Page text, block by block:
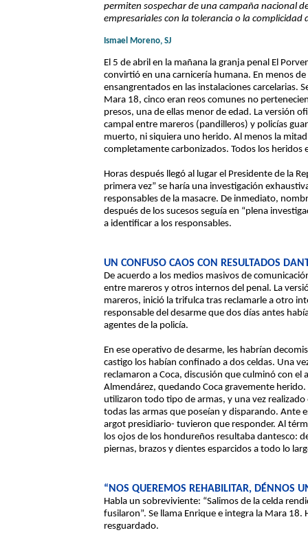
permiten sospechar de una campaña nacional
empresariales con la tolerancia o la complicidad
Ismael Moreno, SJ
El 5 de abril en la mañana la granja penal El
convirtió en una carnicería humana. En menos
ensangrentados en las instalaciones carcelarias.
Mara 18, cinco eran reos comunes no
presos, una de ellas menor de edad. La versión
campal entre mareros (pandilleros) y policías
muerto, ni siquiera uno herido. Al menos la
completamente carbonizados. Todos los heridos
Horas después llegó al lugar el Presidente de la
primera vez” se haría una investigación
responsables de la masacre. De inmediato,
después de los sucesos seguía en “plena
a identificar a los responsables.
UN CONFUSO CAOS CON RESULTADOS
De acuerdo a los medios masivos de
entre mareros y otros internos del penal. La
mareros, inició la trifulca tras reclamarle a otro
responsable del desarme que dos días antes
agentes de la policía.
En ese operativo de desarme, les habrían
castigo los habían confinado a dos celdas. Una
reclamaron a Coca, discusión que culminó con
Almendárez, quedando Coca gravemente
utilizaron todo tipo de armas, y una vez
todas las armas que poseían y disparando. Ante
argot presidiario- tuvieron que responder. Al
los ojos de los hondureños resultaba dantesco:
piernas, brazos y dientes esparcidos a todo lo
“NOS QUEREMOS REHABILITAR, DÉNNOS
Habla un sobreviviente: “Salimos de la celda
fusilaron”. Se llama Enrique e integra la Mara
resguardado.